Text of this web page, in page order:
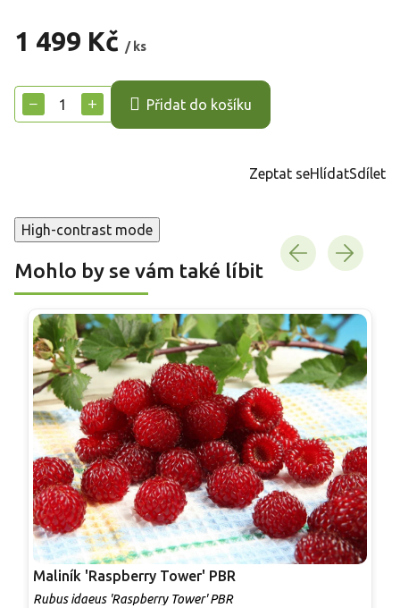
1 499 Kč / ks
cena:
+
− Přidat do košíku
Zeptat seHlídatSdílet
High-contrast mode
Mohlo by se vám také líbit
Maliník 'Raspberry Tower' PBR
Rubus idaeus 'Raspberry Tower' PBR